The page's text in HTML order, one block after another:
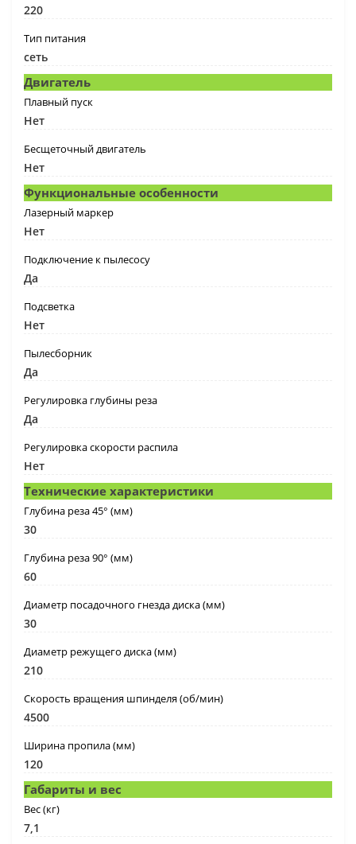
220
Тип питания
сеть
Двигатель
Плавный пуск
Нет
Бесщеточный двигатель
Нет
Функциональные особенности
Лазерный маркер
Нет
Подключение к пылесосу
Да
Подсветка
Нет
Пылесборник
Да
Регулировка глубины реза
Да
Регулировка скорости распила
Нет
Технические характеристики
Глубина реза 45° (мм)
30
Глубина реза 90° (мм)
60
Диаметр посадочного гнезда диска (мм)
30
Диаметр режущего диска (мм)
210
Скорость вращения шпинделя (об/мин)
4500
Ширина пропила (мм)
120
Габариты и вес
Вес (кг)
7,1